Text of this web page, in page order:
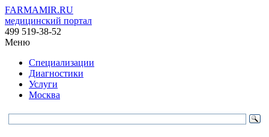
FARMAMIR.RU
медицинский портал
499 519-38-52
Меню
Специализации
Диагностики
Услуги
Москва